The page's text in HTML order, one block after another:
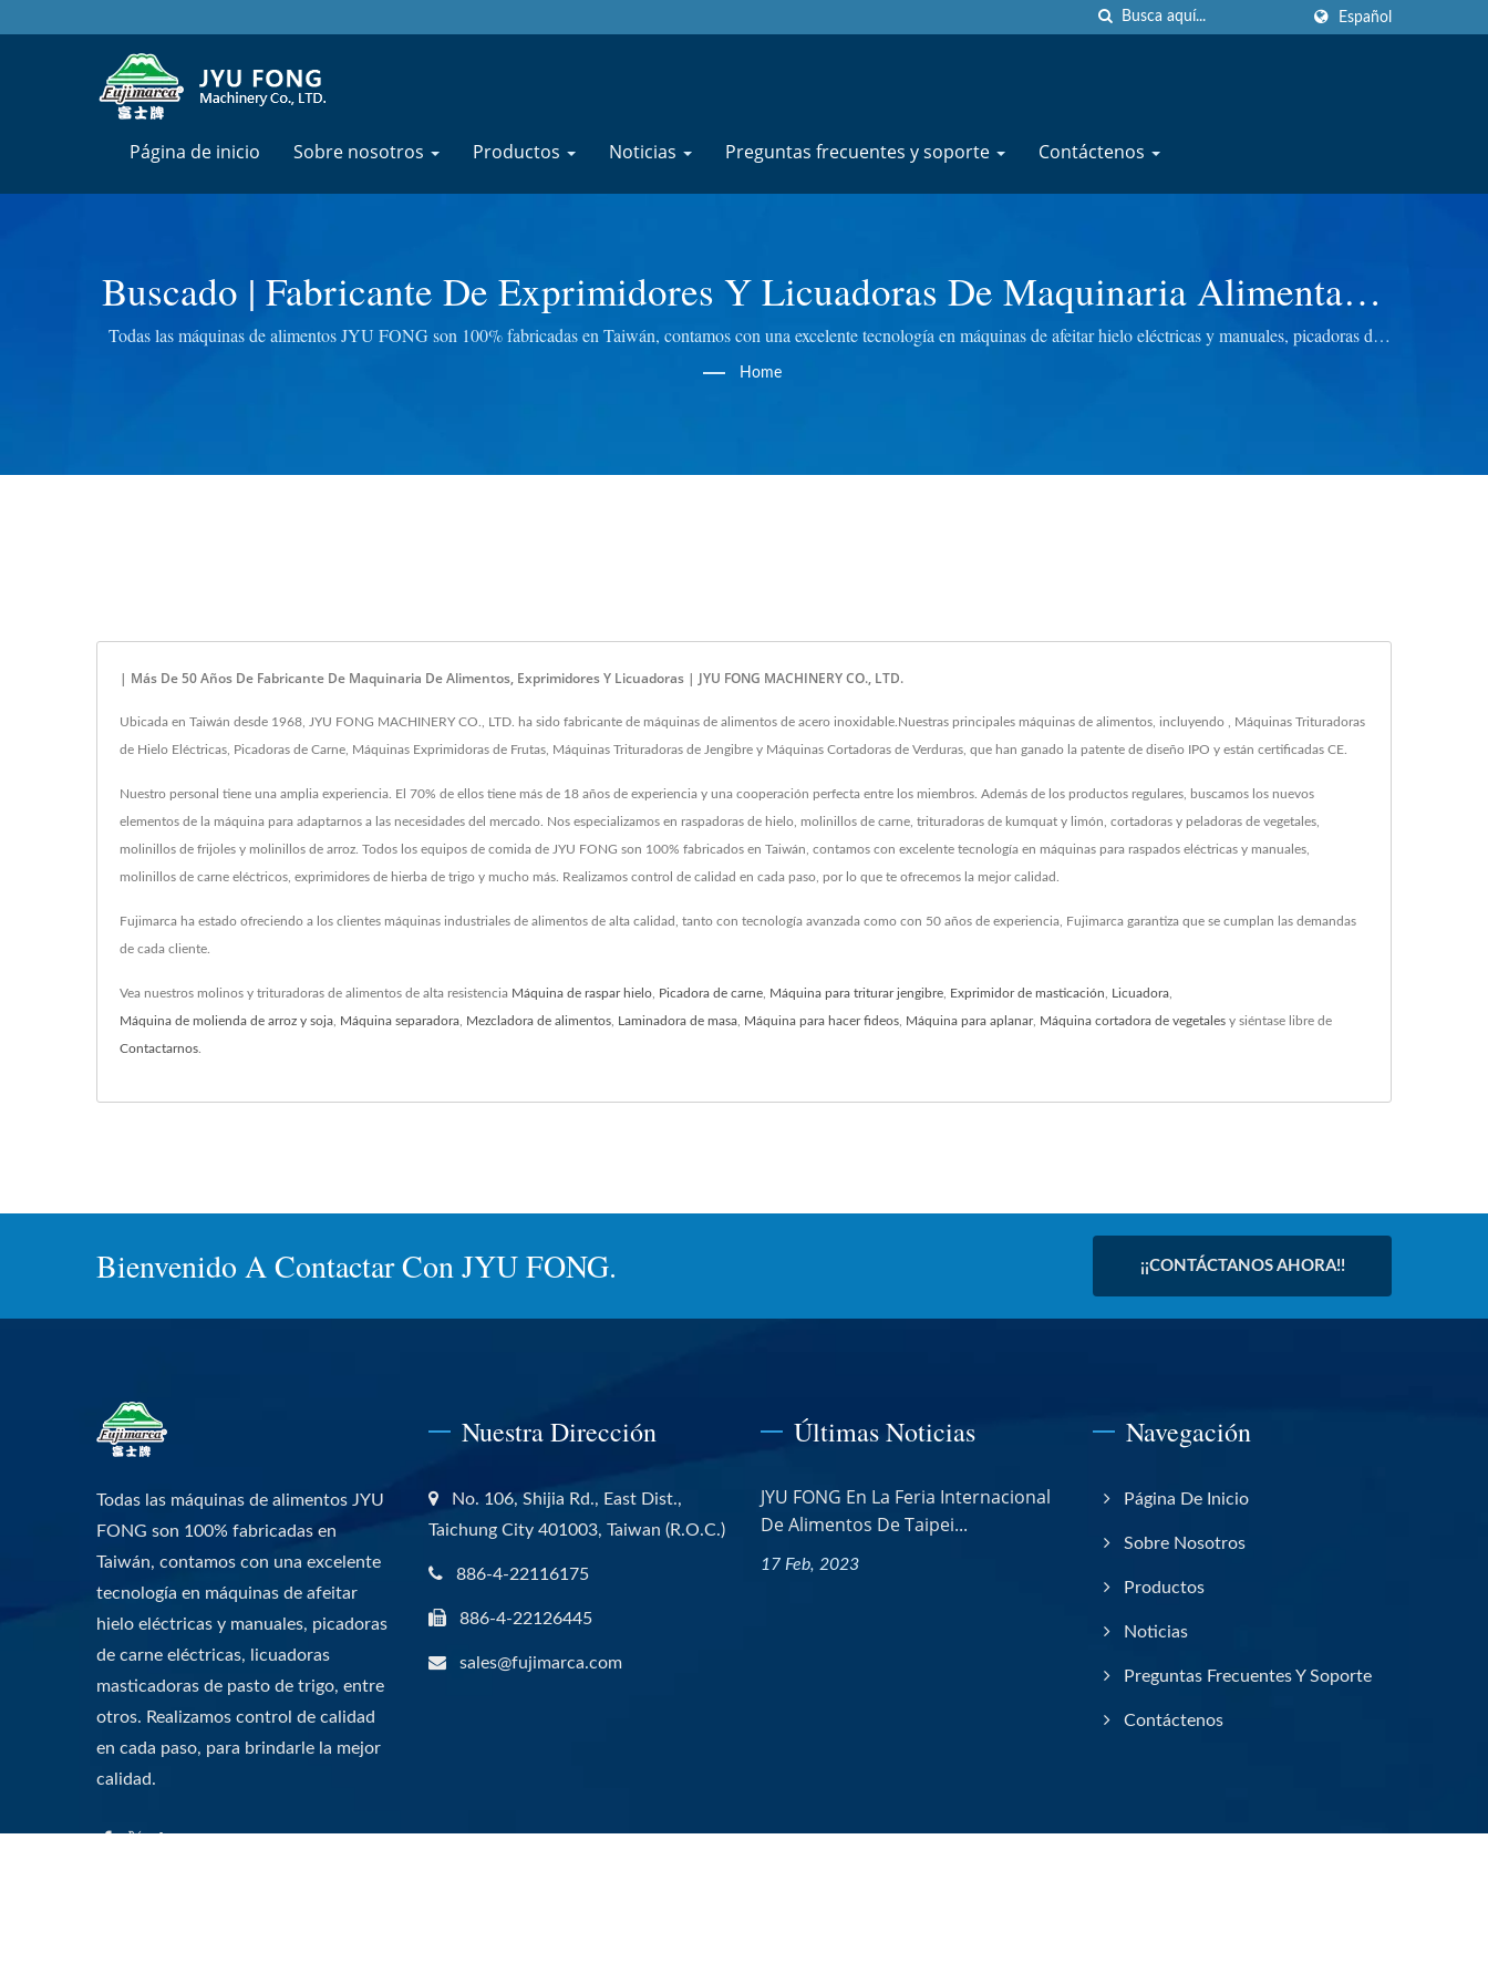
Español
Página de inicio Sobre nosotros Productos Noticias Preguntas frecuentes y soporte Contáctenos
Buscado | Fabricante De Exprimidores Y Licuadoras De Maquinaria Alimentaria
Durante Más De 50 Años | JYU FONG MACHINERY CO., LTD.
Todas las máquinas de alimentos JYU FONG son 100% fabricadas en Taiwán, contamos con una excelente tecnología en máquinas de afeitar hielo eléctricas y manuales, picadoras de
carne eléctricas, licuadoras masticadoras de pasto de trigo, entre otros. Realizamos control de calidad en cada paso, para brindarle la mejor calidad.
Home
| Más De 50 Años De Fabricante De Maquinaria De Alimentos, Exprimidores Y Licuadoras | JYU FONG MACHINERY CO., LTD.
Ubicada en Taiwán desde 1968, JYU FONG MACHINERY CO., LTD. ha sido fabricante de máquinas de alimentos de acero inoxidable.Nuestras principales máquinas de alimentos, incluyendo , Máquinas Trituradoras
de Hielo Eléctricas, Picadoras de Carne, Máquinas Exprimidoras de Frutas, Máquinas Trituradoras de Jengibre y Máquinas Cortadoras de Verduras, que han ganado la patente de diseño IPO y están certificadas CE.
Nuestro personal tiene una amplia experiencia. El 70% de ellos tiene más de 18 años de experiencia y una cooperación perfecta entre los miembros. Además de los productos regulares, buscamos los nuevos
elementos de la máquina para adaptarnos a las necesidades del mercado. Nos especializamos en raspadoras de hielo, molinillos de carne, trituradoras de kumquat y limón, cortadoras y peladoras de vegetales,
molinillos de frijoles y molinillos de arroz. Todos los equipos de comida de JYU FONG son 100% fabricados en Taiwán, contamos con excelente tecnología en máquinas para raspados eléctricas y manuales,
molinillos de carne eléctricos, exprimidores de hierba de trigo y mucho más. Realizamos control de calidad en cada paso, por lo que te ofrecemos la mejor calidad.
Fujimarca ha estado ofreciendo a los clientes máquinas industriales de alimentos de alta calidad, tanto con tecnología avanzada como con 50 años de experiencia, Fujimarca garantiza que se cumplan las demandas
de cada cliente.
Vea nuestros molinos y trituradoras de alimentos de alta resistencia Máquina de raspar hielo Picadora de carne Máquina para triturar jengibre Exprimidor de masticación Licuadora
Máquina de molienda de arroz y soja Máquina separadora Mezcladora de alimentos Laminadora de masa Máquina para hacer fideos Máquina para aplanar, Máquina cortadora de vegetales y siéntase libre de
Contactarnos
Bienvenido A Contactar Con JYU FONG. ¡¡CONTÁCTANOS AHORA!!
Todas las máquinas de alimentos JYU
FONG son 100% fabricadas en
Taiwán, contamos con una excelente
tecnología en máquinas de afeitar
hielo eléctricas y manuales, picadoras
de carne eléctricas, licuadoras
masticadoras de pasto de trigo, entre
otros. Realizamos control de calidad
en cada paso, para brindarle la mejor
calidad.
Nuestra Dirección
No. 106, Shijia Rd., East Dist.,
Taichung City 401003, Taiwan (R.O.C.)
886-4-22116175
886-4-22126445
sales@fujimarca.com
Últimas Noticias
JYU FONG En La Feria Internacional
De Alimentos De Taipei...
17 Feb, 2023
Navegación
Página De Inicio
Sobre Nosotros
Productos
Noticias
Preguntas Frecuentes Y Soporte
Contáctenos